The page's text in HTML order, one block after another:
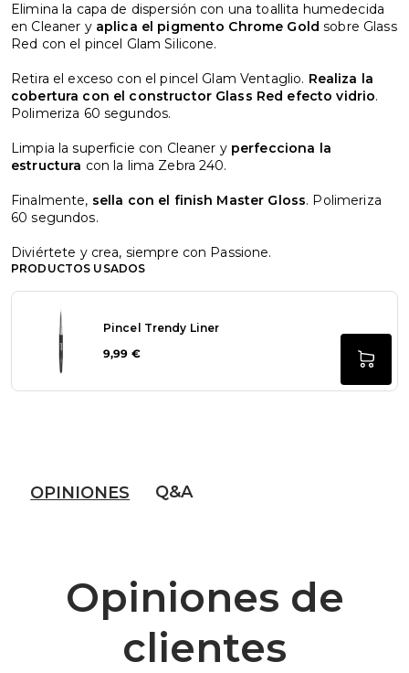
Elimina la capa de dispersión con una toallita humedecida
en Cleaner y aplica el pigmento Chrome Goldsobre Glass
Red con el pincel Glam Silicone.
Retira el exceso con el pincel Glam Ventaglio. Realiza la
cobertura con el constructor Glass Red efecto vidrio.
Polimeriza 60 segundos.
Limpia la superficie con Cleaner y perfecciona la
estructura con la lima Zebra 240.
Finalmente, sella con el finish Master Gloss. Polimeriza
60 segundos.
Diviértete y crea, siempre con Passione.
PRODUCTOS USADOS
Pincel Trendy Liner
9,99 €
OPINIONES Q&A
Opiniones de
clientes